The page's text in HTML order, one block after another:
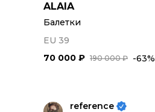
ALAIA
Балетки
EU 39
190 000 ₽
70 000 ₽ -63%
reference